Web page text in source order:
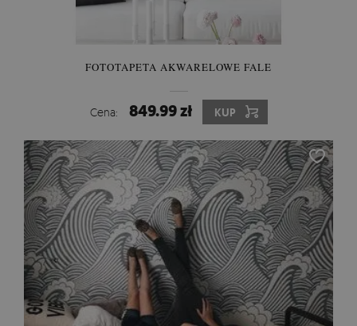
FOTOTAPETA AKWARELOWE FALE
Cena: 849.99 zł KUP